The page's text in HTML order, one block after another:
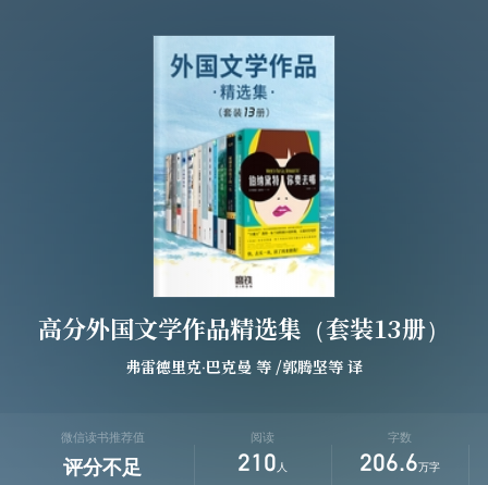
高分外国文学作品精选集（套装13册）
弗雷德里克·巴克曼 等 /郭腾坚等 译
微信读书推荐值
评分不足
阅读
210 人
字数
206.6 万字